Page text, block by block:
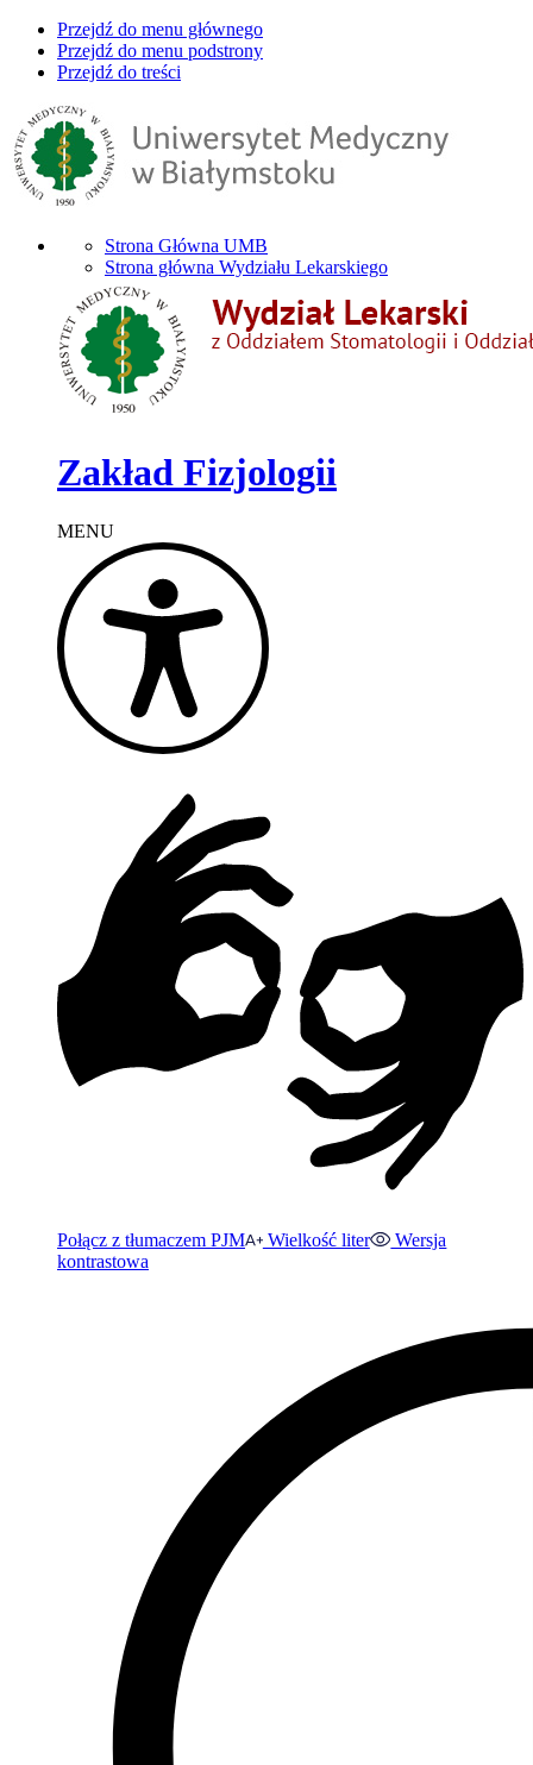
Przejdź do menu głównego
Przejdź do menu podstrony
Przejdź do treści
Strona Główna UMB
Strona główna Wydziału Lekarskiego
Zakład Fizjologii
MENU
Połącz z tłumaczem PJM Wielkość liter
Wersja
kontrastowa